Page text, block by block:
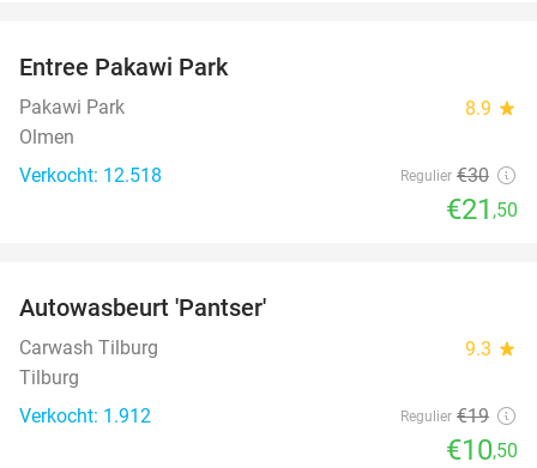
Entree Pakawi Park
Pakawi Park 8.9 star
Olmen
Verkocht: 12.518
Regulier €30
€21 ,50
Autowasbeurt 'Pantser'
Carwash Tilburg 9.3 star
Tilburg
Verkocht: 1.912
Regulier €19
€10,50